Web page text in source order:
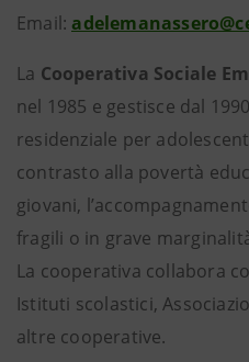
Email:
La Cooperativa Sociale
nel 1985 e gestisce dal
residenziale per
contrasto alla povertà
giovani,
fragili o in grave
La cooperativa collabora
Istituti scolastici,
altre cooperative.